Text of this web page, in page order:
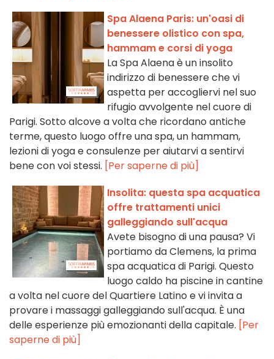
Spa Alaena Paris: un'oasi di
benessere olistico con spa,
hammam e corsi di yoga
La Spa Alaena è un insolito
indirizzo di benessere che vi
aspetta per accogliervi nel suo
rifugio avvolgente nel cuore di
Parigi. Sotto alcove a volta che ricordano antiche
terme, questo luogo offre una spa, un hammam,
lezioni di yoga e consulenze per aiutarvi a sentirvi
bene con voi stessi. [Per saperne di più]
Insolita: questa spa acquatica
offre trattamenti unici
galleggiando sull'acqua
Avete bisogno di una pausa? Vi
portiamo da Clemens, la prima
spa acquatica di Parigi. Questo
luogo caldo ha piscine in cantine
a volta nel cuore del Quartiere Latino e vi invita a
provare i massaggi galleggiando sull'acqua. È una
delle esperienze più emozionanti della capitale. [Per
saperne di più]